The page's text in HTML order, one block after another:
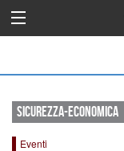
sicurezza-economica
Eventi